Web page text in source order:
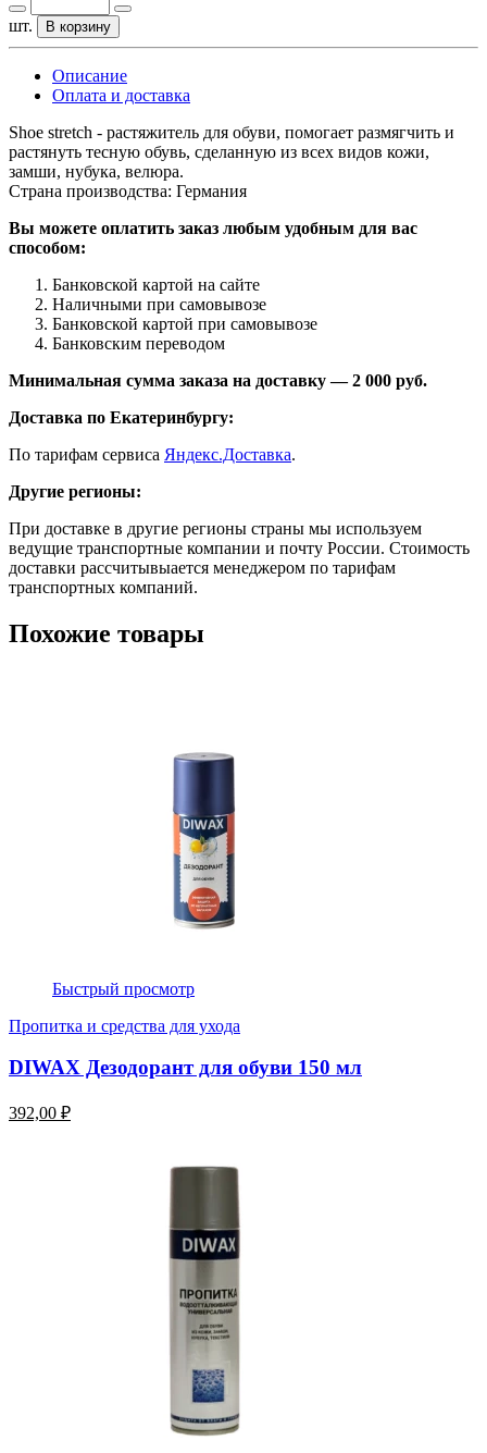
шт. В корзину
Описание
Оплата и доставка
Shoe stretch - растяжитель для обуви, помогает размягчить и
растянуть тесную обувь, сделанную из всех видов кожи,
замши, нубука, велюра.
Страна производства: Германия
Вы можете оплатить заказ любым удобным для вас
способом:
Банковской картой на сайте
Наличными при самовывозе
Банковской картой при самовывозе
Банковским переводом
Минимальная сумма заказа на доставку — 2 000 руб.
Доставка по Екатеринбургу:
По тарифам сервиса Яндекс.Доставка.
Другие регионы:
При доставке в другие регионы страны мы используем
ведущие транспортные компании и почту России. Стоимость
доставки рассчитывыается менеджером по тарифам
транспортных компаний.
Похожие товары
Быстрый просмотр
Пропитка и средства для ухода
DIWAX Дезодорант для обуви 150 мл
392,00 ₽